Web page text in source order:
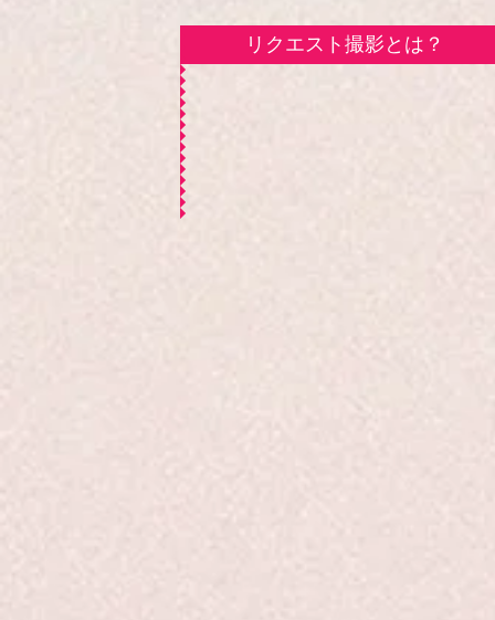
リクエスト撮影とは？